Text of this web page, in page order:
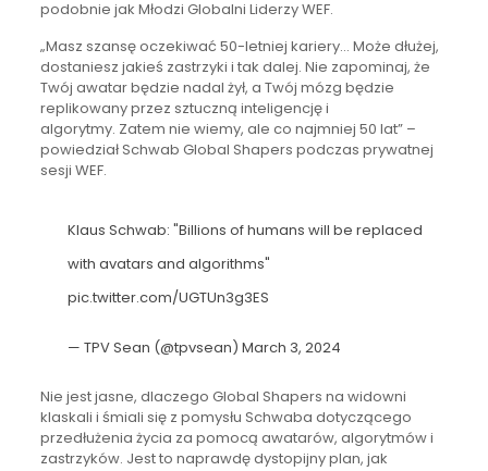
podobnie jak Młodzi Globalni Liderzy WEF.
„Masz szansę oczekiwać 50-letniej kariery… Może dłużej,
dostaniesz jakieś zastrzyki i tak dalej. Nie zapominaj, że
Twój awatar będzie nadal żył, a Twój mózg będzie
replikowany przez sztuczną inteligencję i
algorytmy. Zatem nie wiemy, ale co najmniej 50 lat” –
powiedział Schwab Global Shapers podczas prywatnej
sesji WEF.
Klaus Schwab: "Billions of humans will be replaced
with avatars and algorithms"
pic.twitter.com/UGTUn3g3ES
— TPV Sean (@tpvsean) March 3, 2024
Nie jest jasne, dlaczego Global Shapers na widowni
klaskali i śmiali się z pomysłu Schwaba dotyczącego
przedłużenia życia za pomocą awatarów, algorytmów i
zastrzyków. Jest to naprawdę dystopijny plan, jak